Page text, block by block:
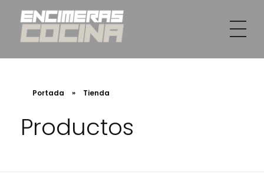
INSTAMAR WORK SL
Portada » Tienda
Productos